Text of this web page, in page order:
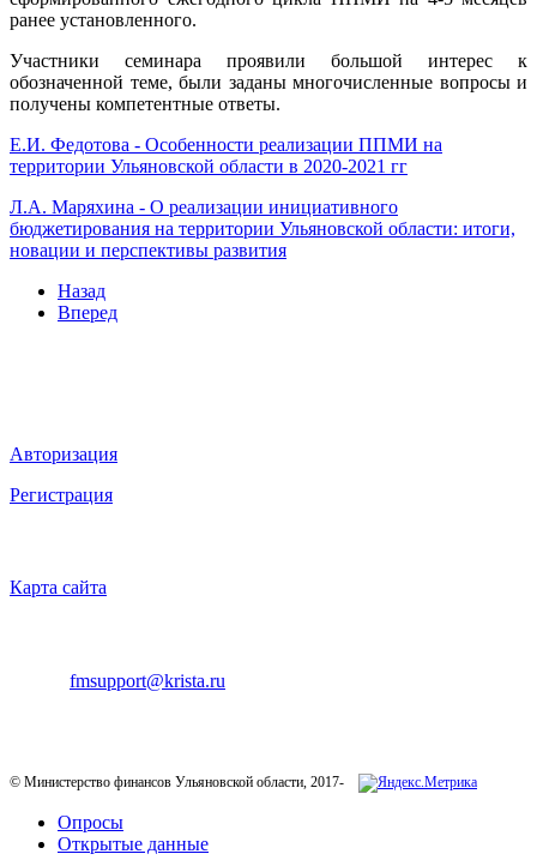
ранее установленного.
Участники семинара проявили большой интерес к
обозначенной теме, были заданы многочисленные вопросы и
получены компетентные ответы.
Е.И. Федотова - Особенности реализации ППМИ на
территории Ульяновской области в 2020-2021 гг
Л.А. Маряхина - О реализации инициативного
бюджетирования на территории Ульяновской области: итоги,
новации и перспективы развития
Назад
Вперед
Авторизация
Регистрация
Карта сайта
fmsupport@krista.ru
© Министерство финансов Ульяновской области, 2017-
Опросы
Открытые данные